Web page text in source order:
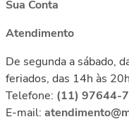
Sua Conta
Atendimento
De segunda a sábado,
feriados, das 14h às 20h
Telefone: (11) 97644-
E-mail: